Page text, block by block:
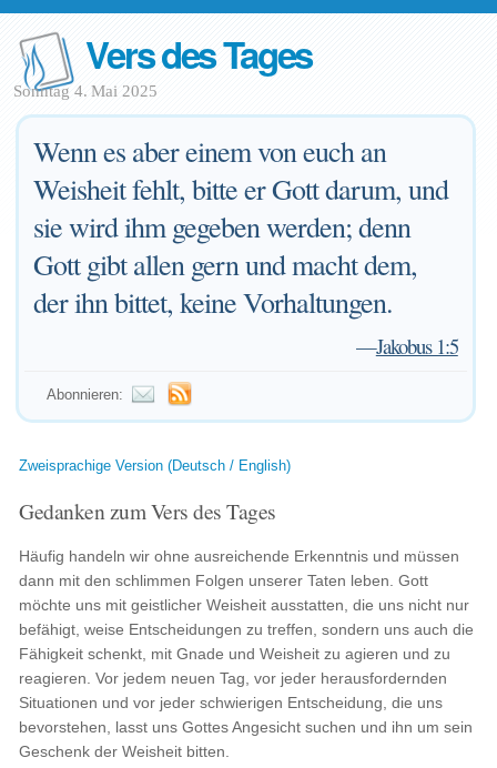
Vers des Tages
Sonntag 4. Mai 2025
Wenn es aber einem von euch an
Weisheit fehlt, bitte er Gott darum, und
sie wird ihm gegeben werden; denn
Gott gibt allen gern und macht dem,
der ihn bittet, keine Vorhaltungen.
—Jakobus 1:5
Abonnieren:
Zweisprachige Version (Deutsch / English)
Gedanken zum Vers des Tages
Häufig handeln wir ohne ausreichende Erkenntnis und müssen
dann mit den schlimmen Folgen unserer Taten leben. Gott
möchte uns mit geistlicher Weisheit ausstatten, die uns nicht nur
befähigt, weise Entscheidungen zu treffen, sondern uns auch die
Fähigkeit schenkt, mit Gnade und Weisheit zu agieren und zu
reagieren. Vor jedem neuen Tag, vor jeder herausfordernden
Situationen und vor jeder schwierigen Entscheidung, die uns
bevorstehen, lasst uns Gottes Angesicht suchen und ihn um sein
Geschenk der Weisheit bitten.